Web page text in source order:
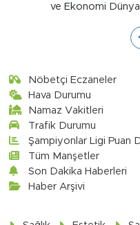
ve Ekonomi
Nöbetçi Eczaneler
Hava Durumu
Namaz Vakitleri
Trafik Durumu
Şampiyonlar Ligi Puan
Tüm Manşetler
Son Dakika Haberleri
Haber Arşivi